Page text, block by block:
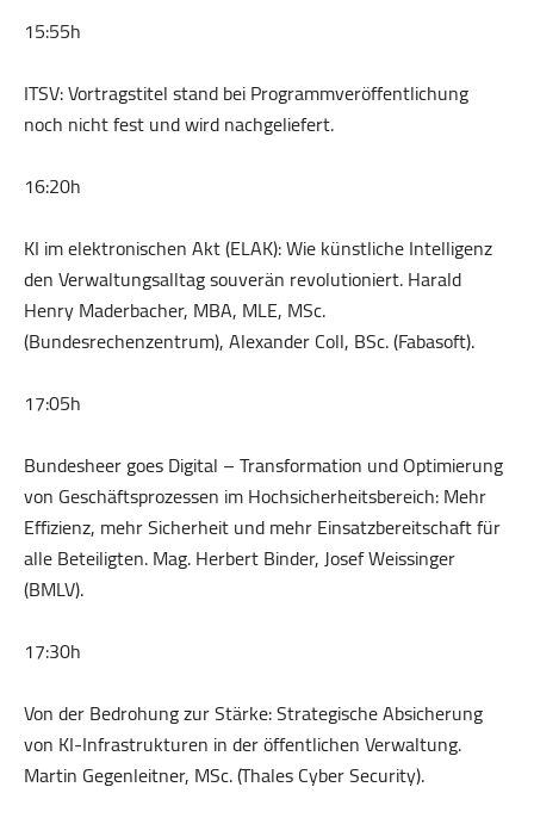
15:55h
ITSV: Vortragstitel stand bei Programmveröffentlichung
noch nicht fest und wird nachgeliefert.
16:20h
KI im elektronischen Akt (ELAK): Wie künstliche Intelligenz
den Verwaltungsalltag souverän revolutioniert. Harald
Henry Maderbacher, MBA, MLE, MSc.
(Bundesrechenzentrum), Alexander Coll, BSc. (Fabasoft).
17:05h
Bundesheer goes Digital – Transformation und Optimierung
von Geschäftsprozessen im Hochsicherheitsbereich: Mehr
Effizienz, mehr Sicherheit und mehr Einsatzbereitschaft für
alle Beteiligten. Mag. Herbert Binder, Josef Weissinger
(BMLV).
17:30h
Von der Bedrohung zur Stärke: Strategische Absicherung
von KI-Infrastrukturen in der öffentlichen Verwaltung.
Martin Gegenleitner, MSc. (Thales Cyber Security).